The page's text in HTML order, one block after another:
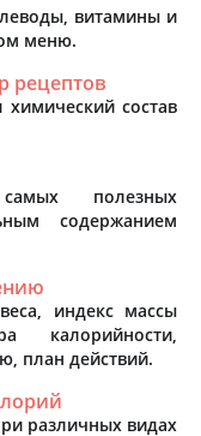
витамины и
меню.
рецептов
химический состав
полезных
содержанием
индекс массы
калорийности,
план действий.
различных видах